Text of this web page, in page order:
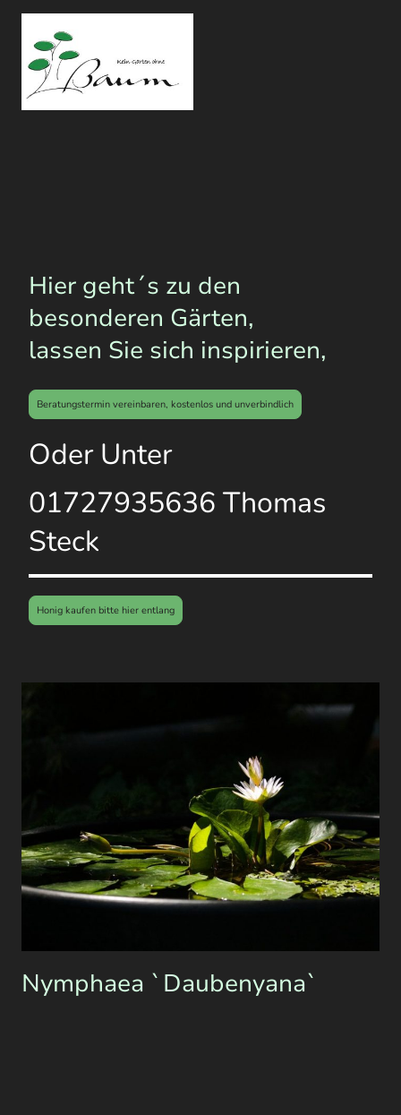
Hier geht´s zu den
besonderen Gärten,
lassen Sie sich inspirieren,
Beratungstermin vereinbaren, kostenlos und unverbindlich
Oder Unter
01727935636 Thomas
Steck
Honig kaufen bitte hier entlang
Nymphaea `Daubenyana`